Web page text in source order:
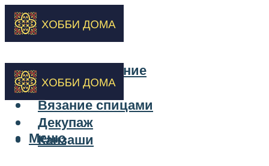
Бисероплетение
Вышивка
Вязание спицами
Декупаж
Канзаши
Меню